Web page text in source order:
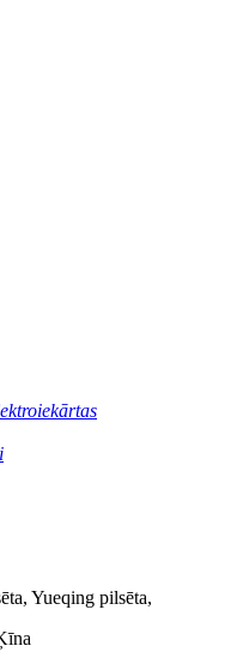
Yueqing pilsēta,